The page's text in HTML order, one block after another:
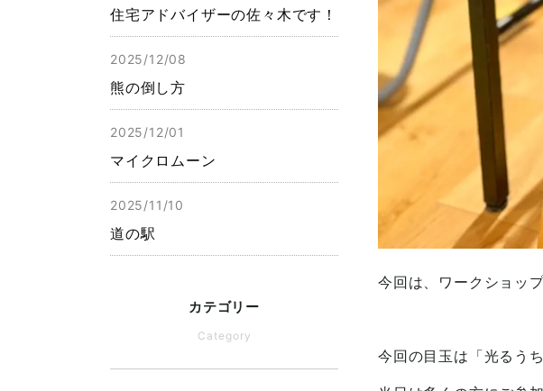
今回は、ワークショッ
今回の目玉は「光るうち
住宅アドバイザーの佐々木です！
2025/12/08
熊の倒し方
2025/12/01
マイクロムーン
2025/11/10
道の駅
カテゴリー
Category